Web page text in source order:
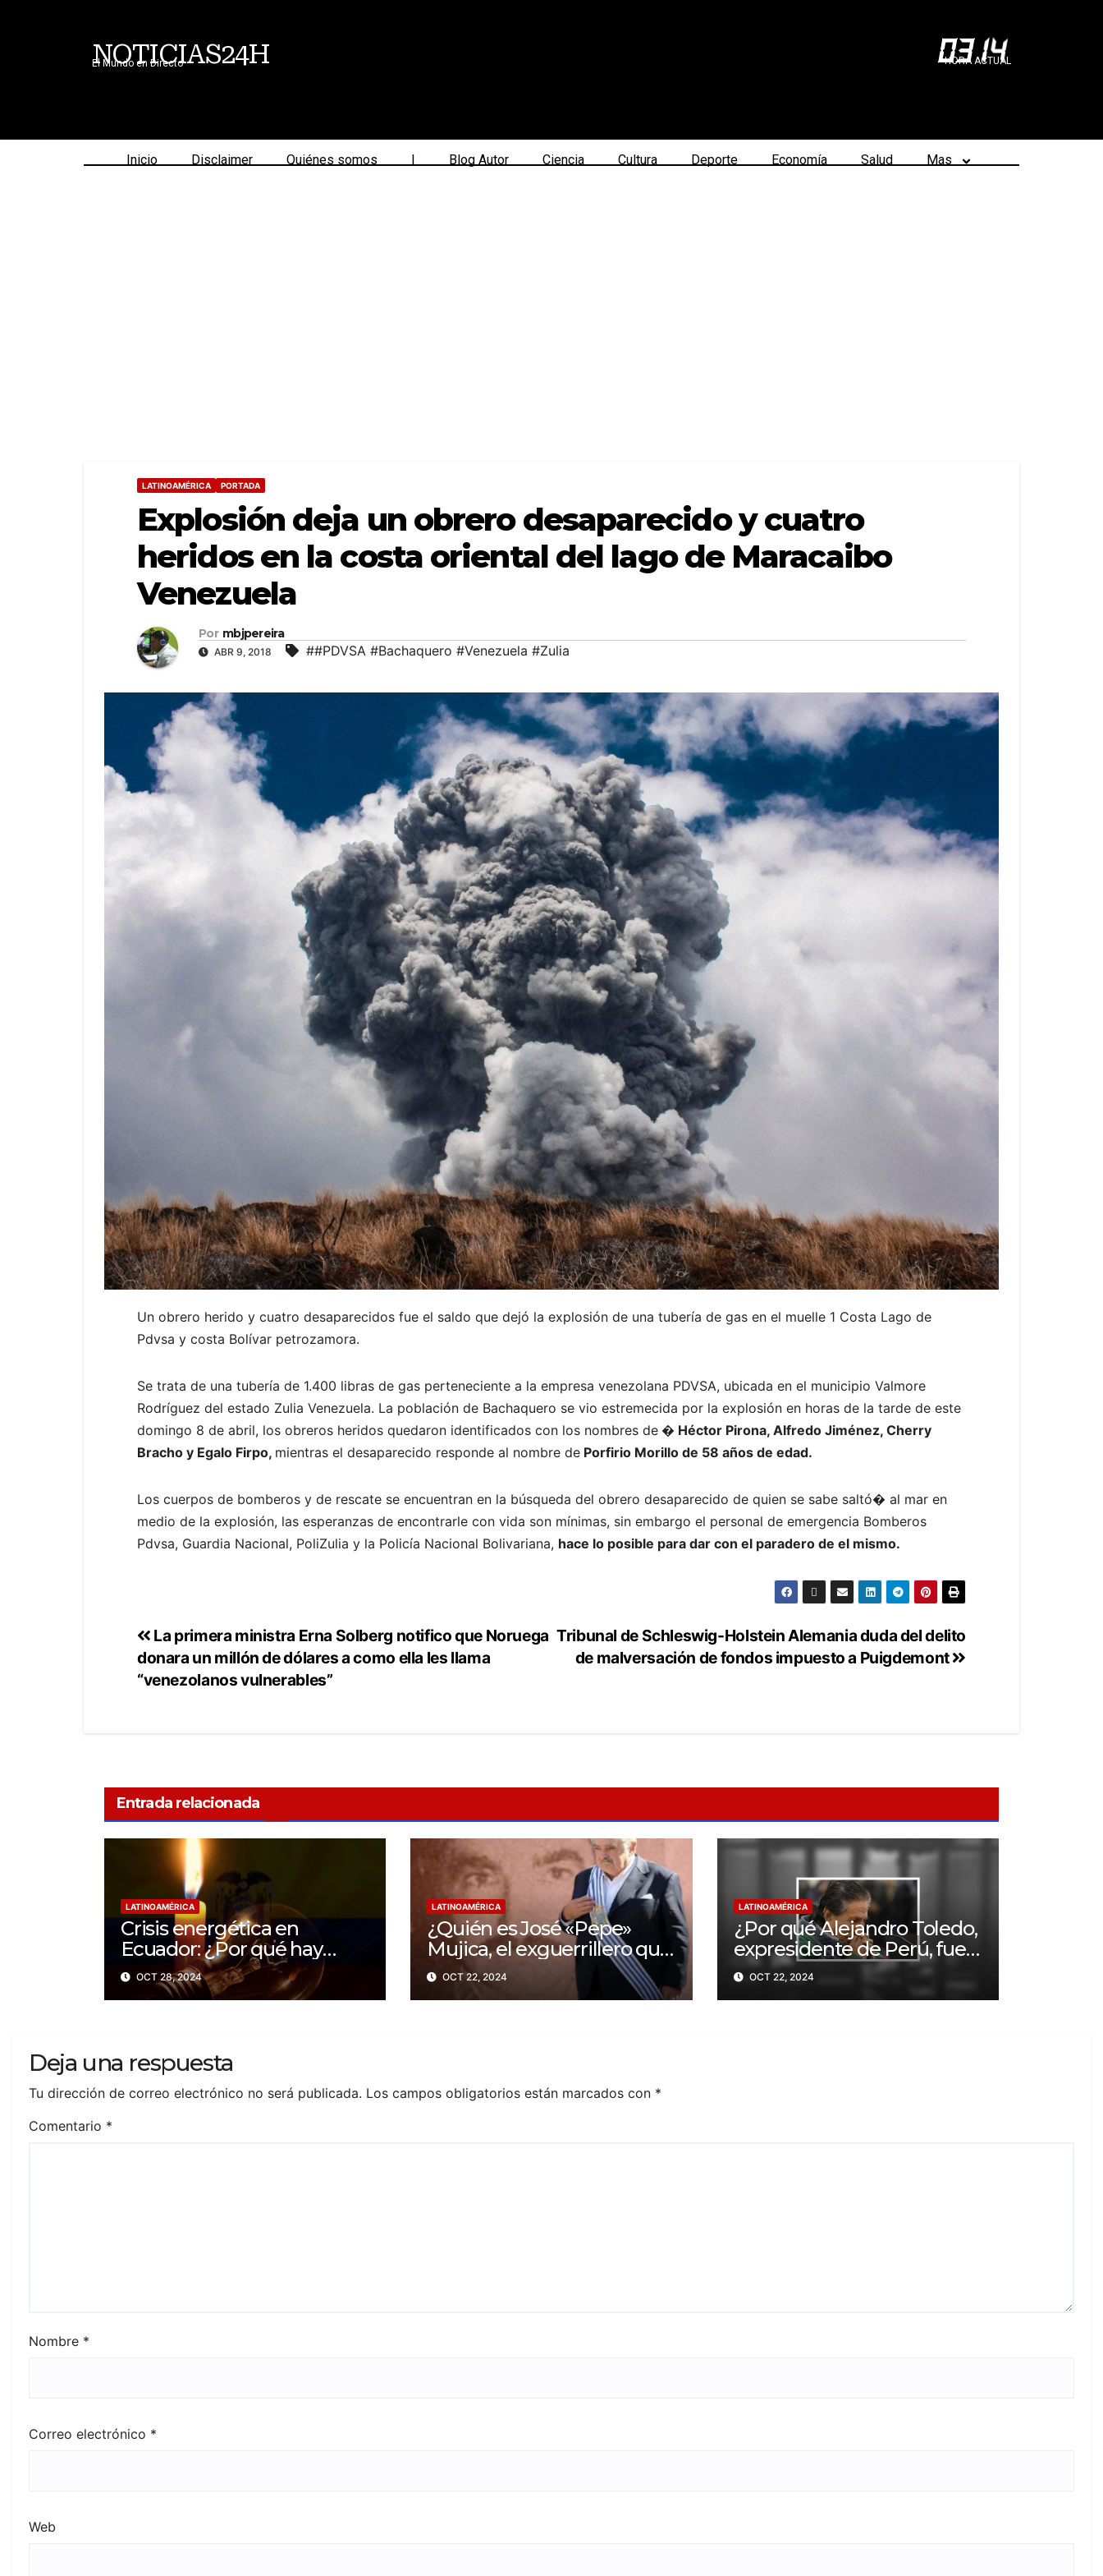
NOTICIAS24H
El Mundo en Directo 03:14
HORA ACTUAL
Inicio Disclaimer Quiénes somos | Blog Autor Ciencia Cultura Deporte Economía Salud Mas
LATINOAMÉRICA PORTADA
Explosión deja un obrero desaparecido y cuatro
heridos en la costa oriental del lago de Maracaibo
Venezuela
Por mbjpereira
ABR 9, 2018 ##PDVSA #Bachaquero #Venezuela #Zulia
Un obrero herido y cuatro desaparecidos fue el saldo que dejó la explosión de una tubería de gas en el muelle 1 Costa Lago de
Pdvsa y costa Bolívar petrozamora.
Se trata de una tubería de 1.400 libras de gas perteneciente a la empresa venezolana PDVSA, ubicada en el municipio Valmore
Rodríguez del estado Zulia Venezuela. La población de Bachaquero se vio estremecida por la explosión en horas de la tarde de este
domingo 8 de abril, los obreros heridos quedaron identificados con los nombres de � Héctor Pirona, Alfredo Jiménez, Cherry
Bracho y Egalo Firpo, mientras el desaparecido responde al nombre de Porfirio Morillo de 58 años de edad.
Los cuerpos de bomberos y de rescate se encuentran en la búsqueda del obrero desaparecido de quien se sabe saltó� al mar en
medio de la explosión, las esperanzas de encontrarle con vida son mínimas, sin embargo el personal de emergencia Bomberos
Pdvsa, Guardia Nacional, PoliZulia y la Policía Nacional Bolivariana, hace lo posible para dar con el paradero de el mismo.
Tribunal de Schleswig-Holstein Alemania duda del delito
de malversación de fondos impuesto a Puigdemont
La primera ministra Erna Solberg notifico que Noruega
donara un millón de dólares a como ella les llama
“venezolanos vulnerables”
Entrada relacionada
LATINOAMÉRICA
Crisis energética en
Ecuador: ¿Por qué hay
apagones de hasta 14 horas
al día?
OCT 28, 2024
LATINOAMÉRICA
¿Quién es José «Pepe»
Mujica, el exguerrillero que
fue presidente de
Uruguay?
OCT 22, 2024
LATINOAMÉRICA
¿Por qué Alejandro Toledo,
expresidente de Perú, fue
condenado a 20 años de
prisión?
OCT 22, 2024
Deja una respuesta
Tu dirección de correo electrónico no será publicada. Los campos obligatorios están marcados con *
Comentario *
Nombre *
Correo electrónico *
Web